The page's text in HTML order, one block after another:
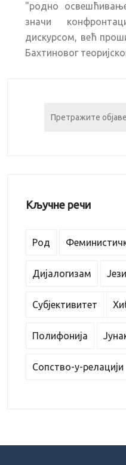
"родно
значи
дискурсом, већ
Бахтиновог
Кључне речи
Род
Дијалогизам
Субјективитет
Полифонија
Сопство-у-релацији